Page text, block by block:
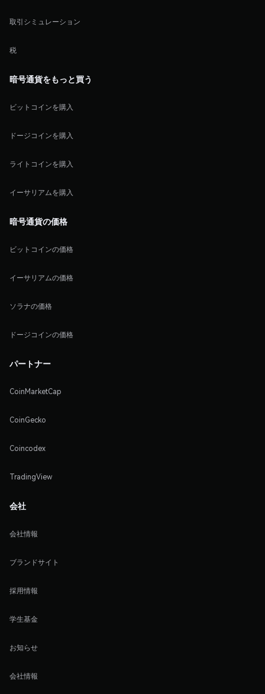
取引シミュレーション
税
暗号通貨をもっと買う
ビットコインを購入
ドージコインを購入
ライトコインを購入
イーサリアムを購入
暗号通貨の価格
ビットコインの価格
イーサリアムの価格
ソラナの価格
ドージコインの価格
パートナー
CoinMarketCap
CoinGecko
Coincodex
TradingView
会社
会社情報
ブランドサイト
採用情報
学生基金
お知らせ
会社情報